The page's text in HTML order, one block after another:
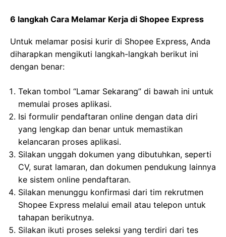
6 langkah Cara Melamar Kerja di Shopee Express
Untuk melamar posisi kurir di Shopee Express, Anda
diharapkan mengikuti langkah-langkah berikut ini
dengan benar:
Tekan tombol “Lamar Sekarang” di bawah ini untuk
memulai proses aplikasi.
Isi formulir pendaftaran online dengan data diri
yang lengkap dan benar untuk memastikan
kelancaran proses aplikasi.
Silakan unggah dokumen yang dibutuhkan, seperti
CV, surat lamaran, dan dokumen pendukung lainnya
ke sistem online pendaftaran.
Silakan menunggu konfirmasi dari tim rekrutmen
Shopee Express melalui email atau telepon untuk
tahapan berikutnya.
Silakan ikuti proses seleksi yang terdiri dari tes